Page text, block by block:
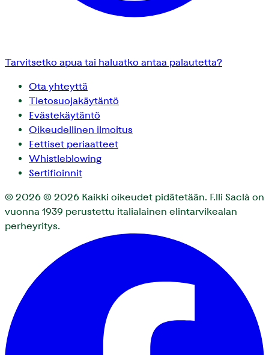
Tarvitsetko apua tai haluatko antaa palautetta?
Ota yhteyttä
Tietosuojakäytäntö
Evästekäytäntö
Oikeudellinen ilmoitus
Eettiset periaatteet
Whistleblowing
Sertifioinnit
© 2026 © 2026 Kaikki oikeudet pidätetään. F.lli Saclà on
vuonna 1939 perustettu italialainen elintarvikealan
perheyritys.